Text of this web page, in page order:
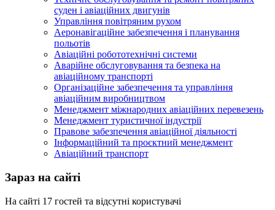
суден і авіаційних двигунів
Управління повітряним рухом
Аеронавігаційне забезпечення і планування
польотів
Авіаційні робототехнічні системи
Аварійне обслуговування та безпека на
авіаційному транспорті
Організаційне забезпечення та управління
авіаційним виробництвом
Менеджмент міжнародних авіаційних перевезень
Менеджмент туристичної індустрії
Правове забезпечення авіаційної діяльності
Інформаційний та проєктний менеджмент
Авіаційний транспорт
Зараз на сайті
На сайті 17 гостей та відсутні користувачі